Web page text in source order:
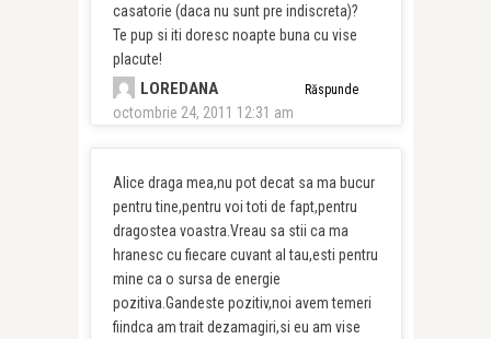
casatorie (daca nu sunt pre indiscreta)?
Te pup si iti doresc noapte buna cu vise
placute!
LOREDANA
octombrie 24, 2011 12:31 am
Răspunde
Alice draga mea,nu pot decat sa ma bucur
pentru tine,pentru voi toti de fapt,pentru
dragostea voastra.Vreau sa stii ca ma
hranesc cu fiecare cuvant al tau,esti pentru
mine ca o sursa de energie
pozitiva.Gandeste pozitiv,noi avem temeri
fiindca am trait dezamagiri,si eu am vise